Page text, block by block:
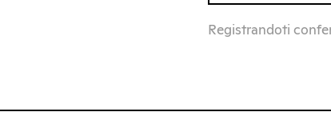
Registrandoti